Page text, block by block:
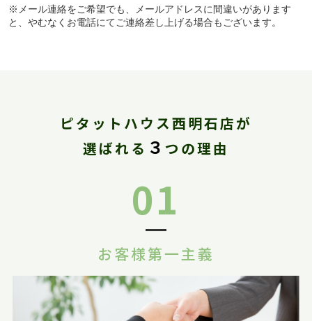
※メール連絡をご希望でも、メールアドレスに間違いがあります
と、やむなくお電話にてご連絡差し上げる場合もございます。
ピタットハウス西明石店が
選ばれる ３ つの理由
01
お客様第一主義